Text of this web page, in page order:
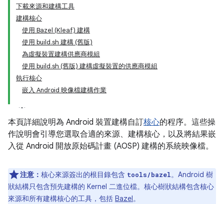
下載來源和建構工具
建構核心
使用 Bazel (Kleaf) 建構
使用 build.sh 建構 (舊版)
為虛擬裝置建構供應商模組
使用 build.sh (舊版) 建構虛擬裝置的供應商模組
執行核心
嵌入 Android 映像檔建構作業
本頁詳細說明為 Android 裝置建構自訂核心的程序。這些操
作說明會引導您選取合適的來源、建構核心，以及將結果嵌
入從 Android 開放原始碼計畫 (AOSP) 建構的系統映像檔。
注意： 核心來源簽出的根目錄包含 tools/bazel。Android 樹
狀結構只包含預先建構的 Kernel 二進位檔。核心樹狀結構包含核心
來源和所有建構核心的工具，包括 Bazel。